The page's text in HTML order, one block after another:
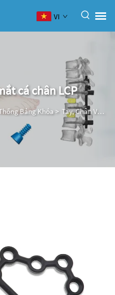
VI
cá chân LCP
Bảng Khóa> Tay, Chân Và mắt cá chân LCP